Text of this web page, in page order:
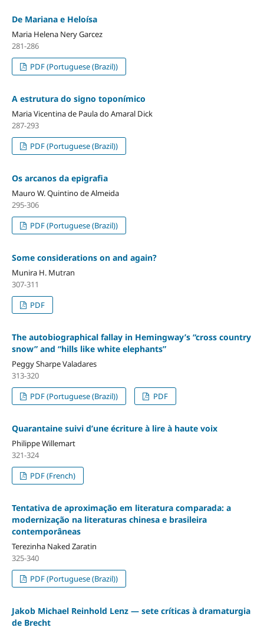
De Mariana e Heloísa
Maria Helena Nery Garcez
281-286
PDF (Portuguese (Brazil))
A estrutura do signo toponímico
Maria Vicentina de Paula do Amaral Dick
287-293
PDF (Portuguese (Brazil))
Os arcanos da epigrafia
Mauro W. Quintino de Almeida
295-306
PDF (Portuguese (Brazil))
Some considerations on and again?
Munira H. Mutran
307-311
PDF
The autobiographical fallay in Hemingway’s “cross country
snow” and “hills like white elephants”
Peggy Sharpe Valadares
313-320
PDF (Portuguese (Brazil))
PDF
Quarantaine suivi d’une écriture à lire à haute voix
Philippe Willemart
321-324
PDF (French)
Tentativa de aproximação em literatura comparada: a
modernização na literaturas chinesa e brasileira
contemporâneas
Terezinha Naked Zaratin
325-340
PDF (Portuguese (Brazil))
Jakob Michael Reinhold Lenz — sete críticas à dramaturgia
de Brecht